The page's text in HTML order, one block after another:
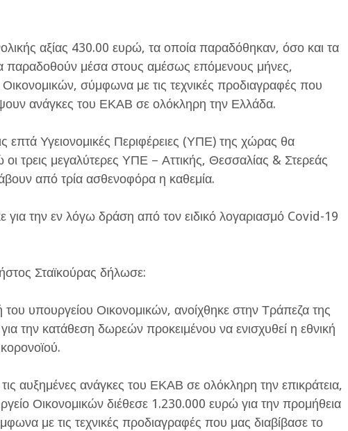
αξίας 430.00 ευρώ, τα οποία παραδόθηκαν, όσο και τα
παραδοθούν μέσα στους αμέσως επόμενους μήνες,
σύμφωνα με τις τεχνικές προδιαγραφές που
ανάγκες του ΕΚΑΒ σε ολόκληρη την Ελλάδα.
επτά Υγειονομικές Περιφέρειες (ΥΠΕ) της χώρας θα
τρεις μεγαλύτερες ΥΠΕ – Αττικής, Θεσσαλίας & Στερεάς
από τρία ασθενοφόρα η καθεμία.
για την εν λόγω δράση από τον ειδικό λογαριασμό Covid-19
Σταϊκούρας δήλωσε:
του υπουργείου Οικονομικών, ανοίχθηκε στην Τράπεζα της
την κατάθεση δωρεών προκειμένου να ενισχυθεί η εθνική
αυξημένες ανάγκες του ΕΚΑΒ σε ολόκληρη την επικράτεια,
Οικονομικών διέθεσε 1.230.000 ευρώ για την προμήθεια
με τις τεχνικές προδιαγραφές που μας διαβίβασε το